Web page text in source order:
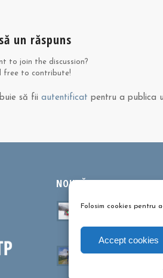
Folosim cookies pentru
Accept cookies
un răspuns
to join the discussion?
free to contribute!
să fii autentificat pentru a publica
NOUTĂȚI ȘI ARTICOLE
Tabere pentru copii?